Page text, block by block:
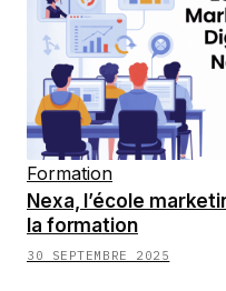
Formation
Nexa, l’école
la formation
30 SEPTEMBRE 2025